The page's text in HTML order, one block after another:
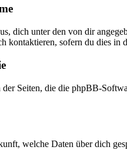
dich unter den von dir
kontaktieren, sofern du dies in
Seiten, die die phpBB-
welche Daten über dich